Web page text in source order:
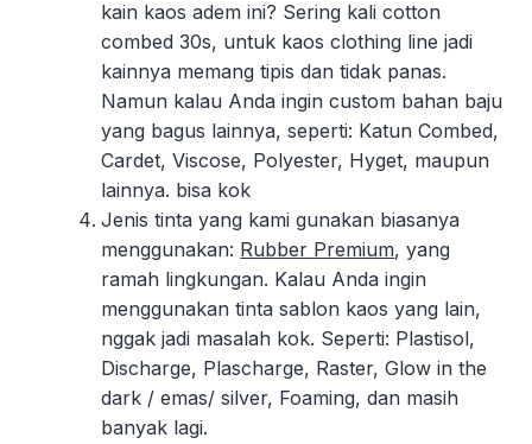
kain kaos adem ini? Sering kali cotton
combed 30s, untuk kaos clothing line jadi
kainnya memang tipis dan tidak panas.
Namun kalau Anda ingin custom bahan baju
yang bagus lainnya, seperti: Katun Combed,
Cardet, Viscose, Polyester, Hyget, maupun
lainnya. bisa kok
Jenis tinta yang kami gunakan biasanya
menggunakan: Rubber Premium, yang
ramah lingkungan. Kalau Anda ingin
menggunakan tinta sablon kaos yang lain,
nggak jadi masalah kok. Seperti: Plastisol,
Discharge, Plascharge, Raster, Glow in the
dark / emas/ silver, Foaming, dan masih
banyak lagi.